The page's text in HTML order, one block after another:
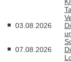
03.08.2026
07.08.2026